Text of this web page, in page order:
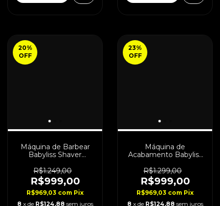
20%
OFF
Máquina de Barbear
Babyliss Shaver
R$1.249,00
R$999,00
R$969,03 com Pix
8 x de R$124,88 sem juros
23%
OFF
Máquina de
Acabamento Babyliss
R$1.299,00
R$999,00
R$969,03 com Pix
8 x de R$124,88 sem juros